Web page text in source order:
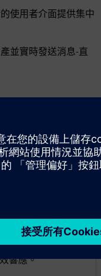
使用者介面提供集中
並實時發送消息-直
先定義的限制時，
知傳送到您選擇的
響應。